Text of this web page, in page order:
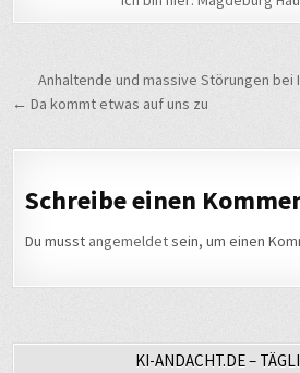
Beitragsnavigation
Anhaltende und massive Störungen
← Da kommt etwas auf uns zu
Schreibe einen
Du musst angemeldetsein, um einen
KI-ANDACHT.DE –